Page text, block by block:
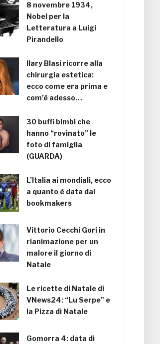
8 novembre 1934,
Nobel per la
Letteratura a Luigi
Pirandello
Ilary Blasi ricorre alla
chirurgia estetica:
ecco come era prima e
com’è adesso…
30 buffi bimbi che
hanno “rovinato” le
foto di famiglia
(GUARDA)
L’Italia ai mondiali, ecco
a quanto è data dai
bookmakers
Vittorio Cecchi Gori in
rianimazione per un
malore il giorno di
Natale
Le ricette di Natale di
VNews24: “Lu Serpe” e
la Pizza di Natale
Gomorra 4: data di